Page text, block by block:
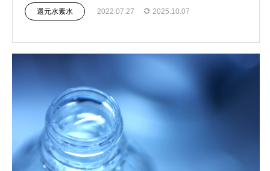
還元水素水 2022.07.27 2025.10.07